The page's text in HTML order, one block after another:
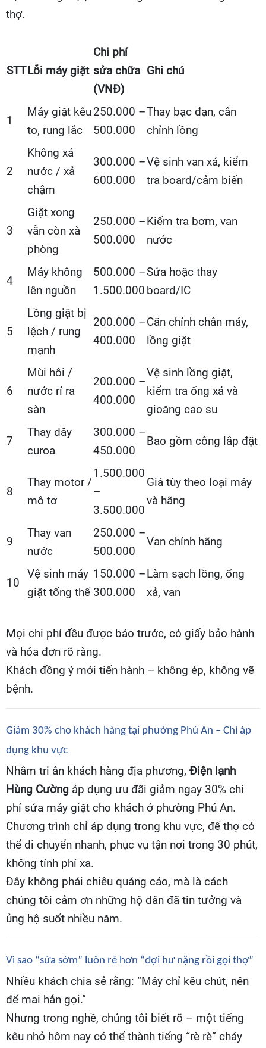
thợ.
STT Lỗi máy giặt
Chi phí
sửa chữa
(VNĐ)
Ghi chú
1
Máy giặt kêu
to, rung lắc
250.000 –
500.000
Thay bạc đạn, cân
chỉnh lồng
2
Không xả
nước / xả
chậm
300.000 –
600.000
Vệ sinh van xả, kiểm
tra board/cảm biến
3
Giặt xong
vẫn còn xà
phòng
250.000 –
500.000
Kiểm tra bơm, van
nước
4
Máy không
lên nguồn
500.000 –
1.500.000
Sửa hoặc thay
board/IC
5
Lồng giặt bị
lệch / rung
mạnh
200.000 –
400.000
Căn chỉnh chân máy,
lồng giặt
6
Mùi hôi /
nước rỉ ra
sàn
200.000 –
400.000
Vệ sinh lồng giặt,
kiểm tra ống xả và
gioăng cao su
7
Thay dây
curoa
300.000 –
450.000
Bao gồm công lắp đặt
8
Thay motor /
mô tơ
1.500.000
–
3.500.000
Giá tùy theo loại máy
và hãng
9
Thay van
nước
250.000 –
500.000
Van chính hãng
10
Vệ sinh máy
giặt tổng thể
150.000 –
300.000
Làm sạch lồng, ống
xả, van
Mọi chi phí đều được báo trước, có giấy bảo hành
và hóa đơn rõ ràng.
Khách đồng ý mới tiến hành – không ép, không vẽ
bệnh.
Giảm 30% cho khách hàng tại phường Phú An – Chỉ áp
dụng khu vực
Nhằm tri ân khách hàng địa phương, Điện lạnh
Hùng Cường áp dụng ưu đãi giảm ngay 30% chi
phí sửa máy giặt cho khách ở phường Phú An.
Chương trình chỉ áp dụng trong khu vực, để thợ có
thể di chuyển nhanh, phục vụ tận nơi trong 30 phút,
không tính phí xa.
Đây không phải chiêu quảng cáo, mà là cách
chúng tôi cảm ơn những hộ dân đã tin tưởng và
ủng hộ suốt nhiều năm.
Vì sao “sửa sớm” luôn rẻ hơn “đợi hư nặng rồi gọi thợ”
Nhiều khách chia sẻ rằng: “Máy chỉ kêu chút, nên
để mai hẳn gọi.”
Nhưng trong nghề, chúng tôi biết rõ – một tiếng
kêu nhỏ hôm nay có thể thành tiếng “rè rè” cháy